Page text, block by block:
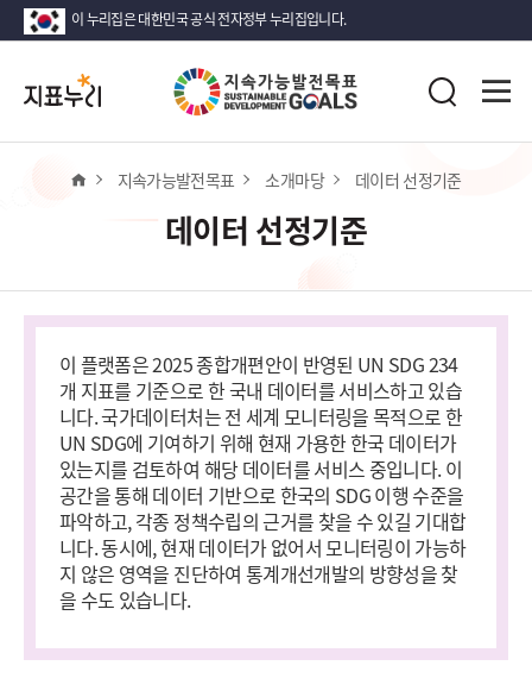
이 누리집은 대한민국 공식 전자정부 누리집입니다.
지
표
누
검
홈 지속가능발전목표 소개마당 데이터 선정기준
데이터 선정기준
이 플랫폼은 2025 종합개편안이 반영된 UN SDG 234
개 지표를 기준으로 한 국내 데이터를 서비스하고 있습
니다. 국가데이터처는 전 세계 모니터링을 목적으로 한
UN SDG에 기여하기 위해 현재 가용한 한국 데이터가
있는지를 검토하여 해당 데이터를 서비스 중입니다. 이
공간을 통해 데이터 기반으로 한국의 SDG 이행 수준을
파악하고, 각종 정책수립의 근거를 찾을 수 있길 기대합
니다. 동시에, 현재 데이터가 없어서 모니터링이 가능하
지 않은 영역을 진단하여 통계개선개발의 방향성을 찾
을 수도 있습니다.